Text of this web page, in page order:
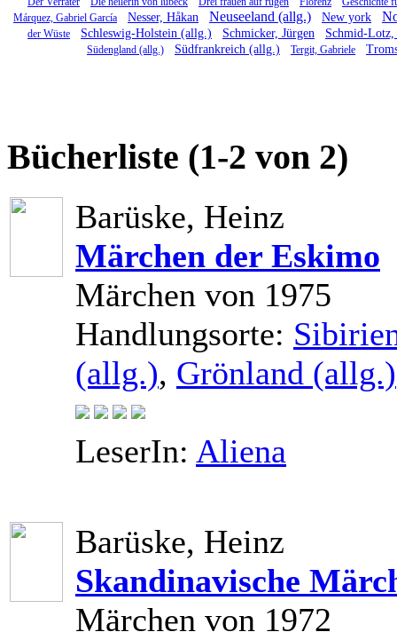
Márquez, Gabriel García
Nesser, Håkan Neuseeland (allg.) New york
der Wüste Schleswig-Holstein (allg.) Schmicker, Jürgen Schmid-Lotz,
Südengland (allg.) Südfrankreich (allg.) Tergit, Gabriele
Bücherliste (1-2 von 2)
Barüske, Heinz
Märchen der Eskimo
Märchen von 1975
Handlungsorte:
(allg.), Grönland (allg.)
LeserIn: Aliena
Barüske, Heinz
Skandinavische
Märchen von 1972